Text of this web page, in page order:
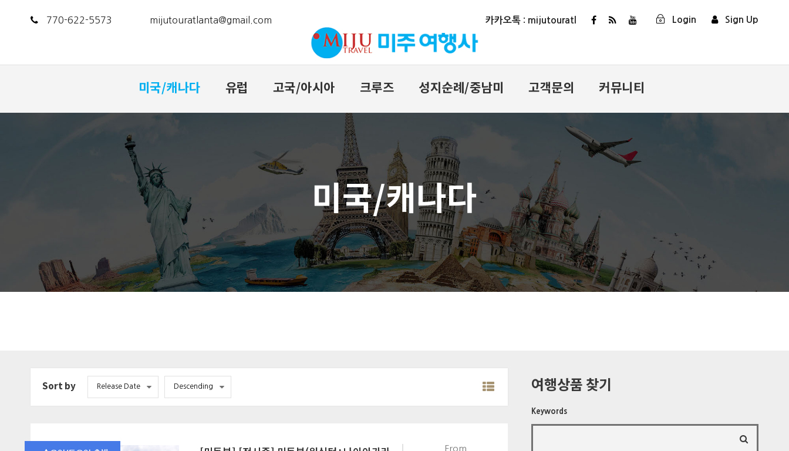
770-622-5573 mijutouratlanta@gmail.com 카카오톡 : mijutouratl Login Sign Up
미국/캐나다 유럽 고국/아시아 크루즈 성지순례/중남미 고객문의 커뮤니티
미국/캐나다
Sort by
From
여행상품 찾기
Keywords